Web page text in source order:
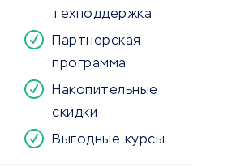
техподдержка
Партнерская
программа
Накопительные
скидки
Выгодные курсы